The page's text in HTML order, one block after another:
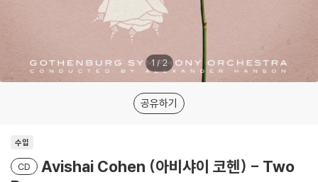
1 /2
공유하기
수입
CD
Avishai Cohen (아비샤이 코헨) - Two